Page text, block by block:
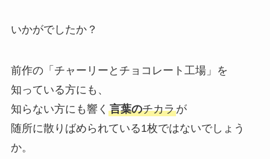
いかがでしたか？
前作の「チャーリーとチョコレート工場」を
知っている方にも、
知らない方にも響く 言葉のチカラが
随所に散りばめられている1枚ではないでしょう
か。